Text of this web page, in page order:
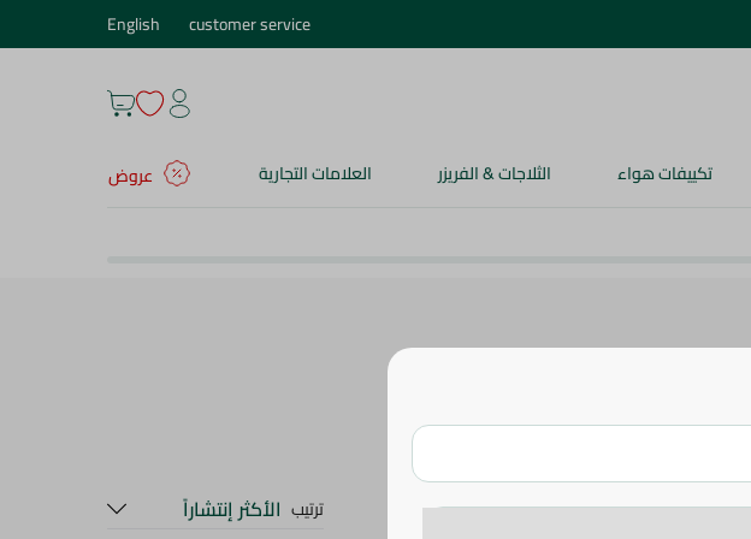
customer service
English
تكييفات هواء الثلاجات & الفريزر العلامات التجارية
عروض
ترتيب الأكثر إنتشاراً